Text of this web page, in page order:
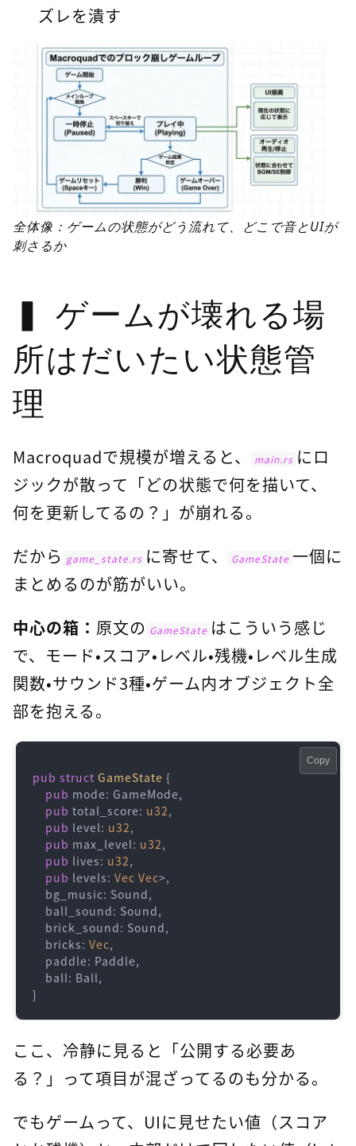
ズレを潰す
全体像：ゲームの状態がどう流れて、どこで音とUIが
刺さるか
ゲームが壊れる場
所はだいたい状態管
理
Macroquadで規模が増えると、 main.rs にロ
ジックが散って「どの状態で何を描いて、
何を更新してるの？」が崩れる。
だから game_state.rs に寄せて、 GameState 一個に
まとめるのが筋がいい。
中心の箱： 原文の GameState はこういう感じ
で、モード・スコア・レベル・残機・レベル生成
関数・サウンド3種・ゲーム内オブジェクト全
部を抱える。
pub struct GameState {
pub mode: GameMode,
pub total_score: u32,
pub level: u32,
pub max_level: u32,
pub lives: u32,
pub levels: Vec Vec>,
    bricks:
Vec,
}
Copy
ここ、冷静に見ると「公開する必要あ
る？」って項目が混ざってるのも分かる。
でもゲームって、UIに見せたい値（スコア